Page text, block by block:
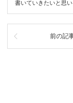
書いていきたいと思い
前の記